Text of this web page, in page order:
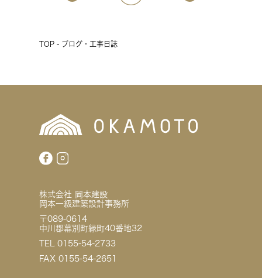
TOP - ブログ・工事日誌
株式会社 岡本建設
岡本一級建築設計事務所
〒089-0614
中川郡幕別町緑町40番地32
TEL 0155-54-2733
FAX 0155-54-2651